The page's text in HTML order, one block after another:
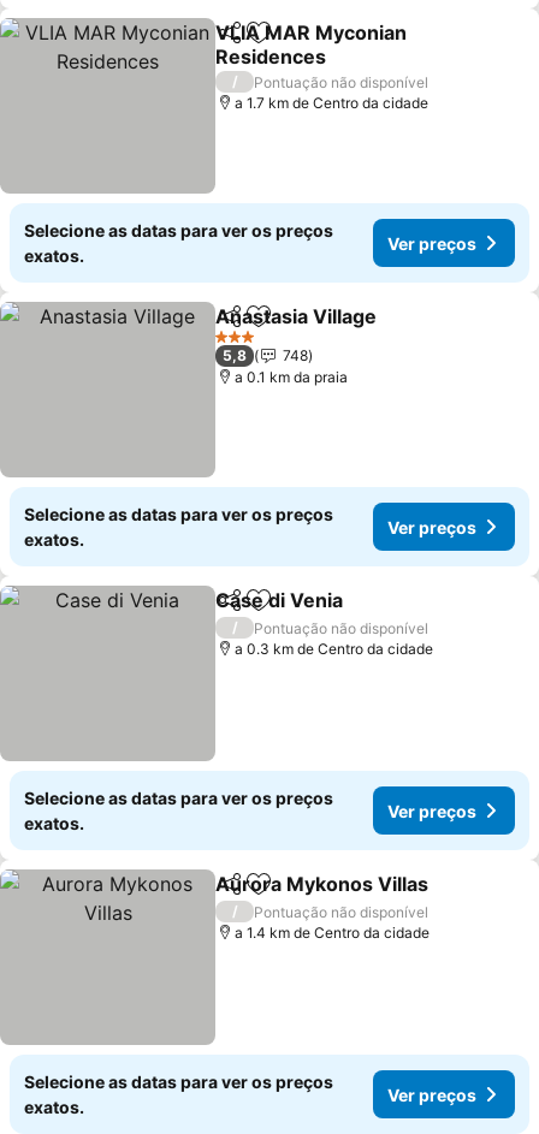
PartilharAdicionar aos favoritos
VLIA MAR Myconian
Residences
Ver preços
/
Pontuação não disponível
a 1.7 km de Centro da cidade
Selecione as datas para ver os preços
exatos.
Ver preços
PartilharAdicionar aos favoritos
Anastasia Village
3 Estrelas
5,8
748
a 0.1 km da praia
Selecione as datas para ver os preços
exatos.
Ver preços
PartilharAdicionar aos favoritos
Case di Venia
/
Pontuação não disponível
a 0.3 km de Centro da cidade
Selecione as datas para ver os preços
exatos.
Ver preços
PartilharAdicionar aos favoritos
Aurora Mykonos Villas
/
Pontuação não disponível
a 1.4 km de Centro da cidade
Selecione as datas para ver os preços
exatos.
Ver preços